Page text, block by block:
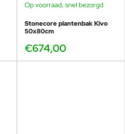
Op voorraad, snel bezorgd
Stonecore plantenbak Kivo
50x80cm
€674,00